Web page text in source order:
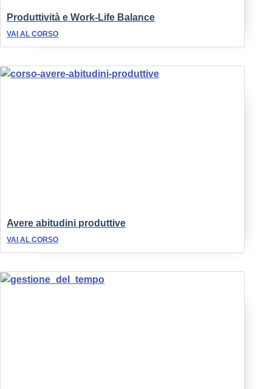
Produttività e Work-Life Balance
VAI AL CORSO
Avere abitudini produttive
VAI AL CORSO